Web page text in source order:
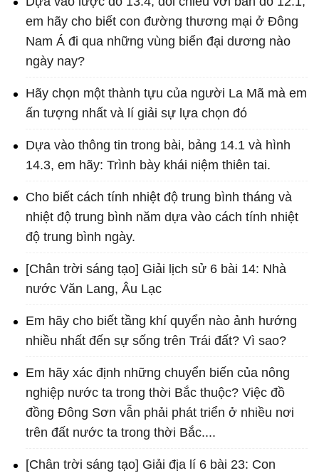
em hãy cho biết con đường thương mại ở Đông
Nam Á đi qua những vùng biển đại dương nào
ngày nay?
Hãy chọn một thành tựu của người La Mã mà em
ấn tượng nhất và lí giải sự lựa chọn đó
Dựa vào thông tin trong bài, bảng 14.1 và hình
14.3, em hãy: Trình bày khái niệm thiên tai.
Cho biết cách tính nhiệt độ trung bình tháng và
nhiệt độ trung bình năm dựa vào cách tính nhiệt
độ trung bình ngày.
[Chân trời sáng tạo] Giải lịch sử 6 bài 14: Nhà
nước Văn Lang, Âu Lạc
Em hãy cho biết tầng khí quyển nào ảnh hướng
nhiều nhất đến sự sống trên Trái đất? Vì sao?
Em hãy xác định những chuyển biến của nông
nghiệp nước ta trong thời Bắc thuộc? Việc đồ
đồng Đông Sơn vẫn phải phát triển ở nhiều nơi
trên đất nước ta trong thời Bắc....
[Chân trời sáng tạo] Giải địa lí 6 bài 23: Con